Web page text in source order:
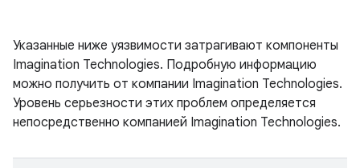
Указанные ниже уязвимости затрагивают компоненты
Imagination Technologies. Подробную информацию
можно получить от компании Imagination Technologies.
Уровень серьезности этих проблем определяется
непосредственно компанией Imagination Technologies.